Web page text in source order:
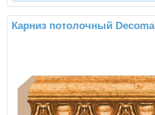
Карниз потолочный